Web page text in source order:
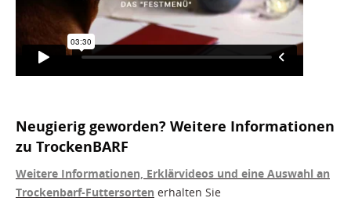
Neugierig geworden? Weitere Informationen
zu TrockenBARF
Weitere Informationen, Erklärvideos und eine Auswahl an
Trockenbarf-Futtersorten erhalten Sie